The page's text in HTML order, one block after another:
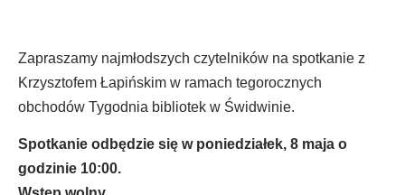
Zapraszamy najmłodszych czytelników na spotkanie z
Krzysztofem Łapińskim w ramach tegorocznych
obchodów Tygodnia bibliotek w Świdwinie.
Spotkanie odbędzie się w poniedziałek, 8 maja o
godzinie 10:00.